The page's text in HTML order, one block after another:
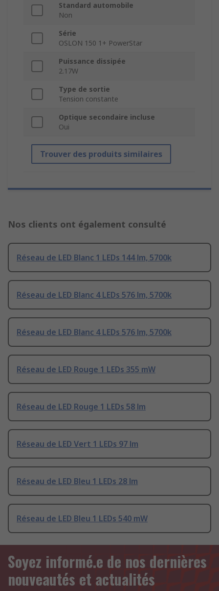
Standard automobile
Non
Série
OSLON 150 1+ PowerStar
Puissance dissipée
2.17W
Type de sortie
Tension constante
Optique secondaire incluse
Oui
Trouver des produits similaires
Nos clients ont également consulté
Réseau de LED Blanc 1 LEDs 144 lm, 5700k
Réseau de LED Blanc 4 LEDs 576 lm, 5700k
Réseau de LED Blanc 4 LEDs 576 lm, 5700k
Réseau de LED Rouge 1 LEDs 355 mW
Réseau de LED Rouge 1 LEDs 58 lm
Réseau de LED Vert 1 LEDs 97 lm
Réseau de LED Bleu 1 LEDs 28 lm
Réseau de LED Bleu 1 LEDs 540 mW
Soyez informé.e de nos dernières
nouveautés et actualités